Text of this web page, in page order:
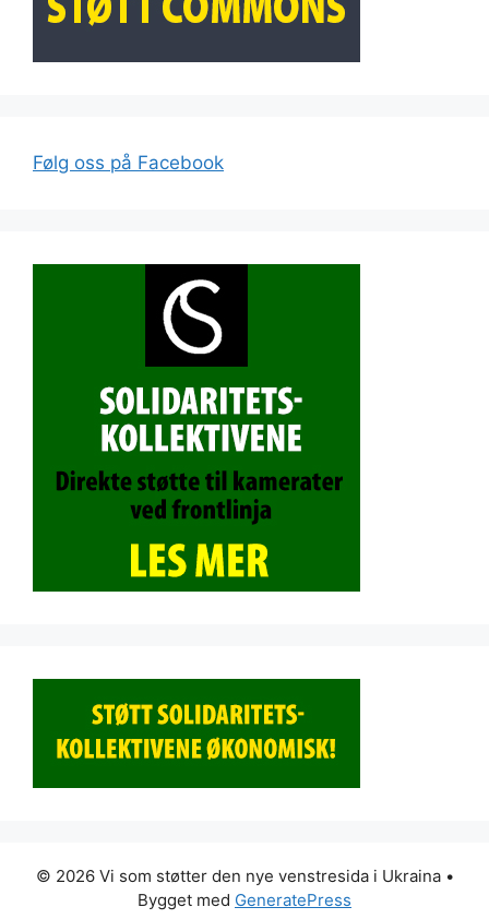
Følg oss på Facebook
© 2026 Vi som støtter den nye venstresida i Ukraina•
Bygget med GeneratePress